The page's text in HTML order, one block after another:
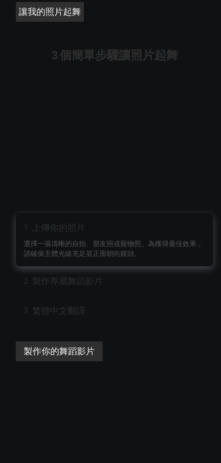
讓我的照片起舞
3 個簡單步驟讓照片起舞
1 上傳你的照片
選擇一張清晰的自拍、朋友照或寵物照。為獲得最佳效果，
請確保主體光線充足並正面朝向鏡頭。
2 製作專屬舞蹈影片
3 繁體中文翻譯
製作你的舞蹈影片